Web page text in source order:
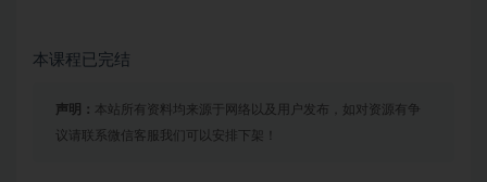
本课程已完结
声明： 本站所有资料均来源于网络以及用户发布，如对资源有争
议请联系微信客服我们可以安排下架！